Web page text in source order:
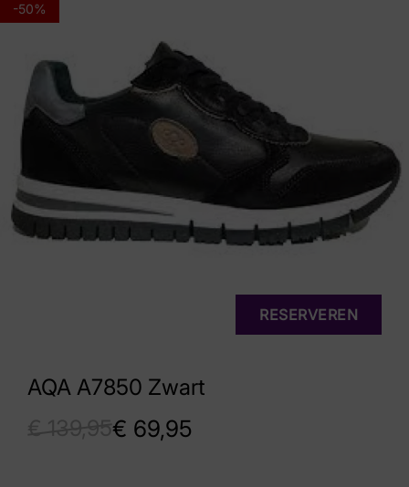
-50%
AQA A7850 Zwart
€ 69,95
RESERVEREN